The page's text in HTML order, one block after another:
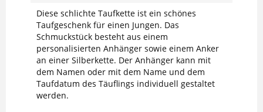
Diese schlichte Taufkette ist ein schönes
Taufgeschenk für einen Jungen. Das
Schmuckstück besteht aus einem
personalisierten Anhänger sowie einem Anker
an einer Silberkette. Der Anhänger kann mit
dem Namen oder mit dem Name und dem
Taufdatum des Täuflings individuell gestaltet
werden.